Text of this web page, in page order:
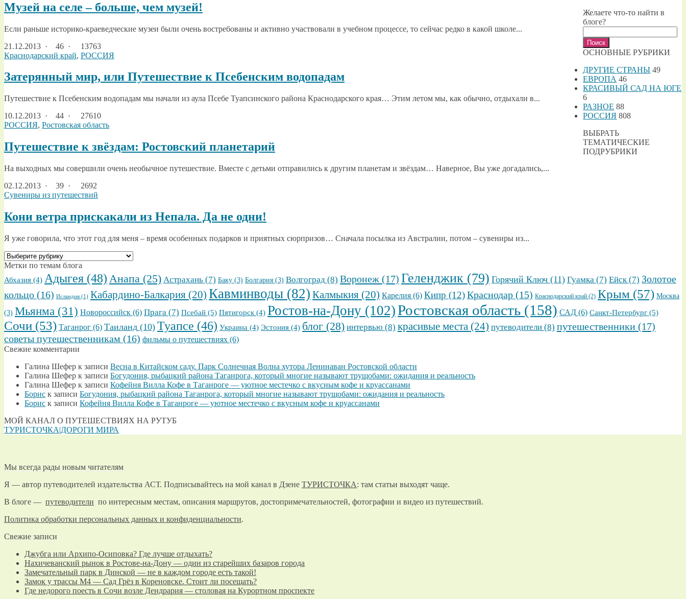
Музей на селе – больше, чем музей!
Если раньше историко-краеведческие музеи были очень востребованы и активно участвовали в учебном процессе, то сейчас редко в какой школе...
21.12.2013 · 46 ·
13763
Краснодарский край, РОССИЯ
Затерянный мир, или Путешествие к Псебенским водопадам
Путешествие к Псебенским водопадам мы начали из аула Псебе Туапсинского района Краснодарского края… Этим летом мы, как обычно, отдыхали в...
10.12.2013 · 44 ·
27610
РОССИЯ, Ростовская область
Путешествие к звёздам: Ростовский планетарий
На выходных мы совершили очень необычное путешествие. Вместе с детьми отправились к другим планетам и звёздам… Наверное, Вы уже догадались,...
02.12.2013 · 39 ·
2692
Сувениры из путешествий
Кони ветра прискакали из Непала. Да не одни!
Я уже говорила, что этот год для меня – время особенных подарков и приятных сюрпризов… Сначала посылка из Австралии, потом – сувениры из...
Желаете что-то найти в
блоге?
ОСНОВНЫЕ РУБРИКИ
ДРУГИЕ СТРАНЫ 49
ЕВРОПА 46
КРАСИВЫЙ САД НА ЮГЕ
6
РАЗНОЕ 88
РОССИЯ 808
ВЫБРАТЬ
ТЕМАТИЧЕСКИЕ
ПОДРУБРИКИ
ВЫБРАТЬ
ТЕМАТИЧЕСКИЕ
ПОДРУБРИКИ
Метки по темам блога
Абхазия (4) Адыгея (48) Анапа (25) Астрахань (7) Баку (3) Болгария (3) Волгоград (8) Воронеж (17) Геленджик (79) Горячий Ключ (11) Гуамка (7) Ейск(7) Золотое
кольцо (16) Исландия (1) Кабардино-Балкария (20) Кавминводы (82) Калмыкия (20) Карелия (6) Кипр (12)Краснодар (15) Краснодарский край (2) Крым (57) Москва
(3) Мьянма (31) Новороссийск (6) Прага (7) Псебай (5) Пятигорск (4) Ростов-на-Дону (102)Ростовская область (158) САД (6) Санкт-Петербург (5)
Сочи (53) Таганрог (6) Таиланд (10) Туапсе (46) Украина (4) Эстония (4) блог (28) интервью (8) красивые места (24) путеводители (8) путешественники (17)
советы путешественникам (16) фильмы о путешествиях (6)
Свежие комментарии
Галина Шефер к записи Весна в Китайском саду. Парк Солнечная Волна хутора Ленинаван Ростовской области
Галина Шефер к записи Богудония, рыбацкий района Таганрога, который многие называют трущобами: ожидания и реальность
Галина Шефер к записи Кофейня Вилла Кофе в Таганроге — уютное местечко с вкусным кофе и круассанами
Борис к записи Богудония, рыбацкий района Таганрога, который многие называют трущобами: ожидания и реальность
Борис к записи Кофейня Вилла Кофе в Таганроге — уютное местечко с вкусным кофе и круассанами
МОЙ КАНАЛ О ПУТЕШЕСТВИЯХ НА РУТУБ
ТУРИСТОЧКА|ДОРОГИ МИРА
Мы всегда рады новым читателям
Я — автор путеводителей издательства АСТ. Подписывайтесь на мой канал в Дзене ТУРИСТОЧКА: там статьи выходят чаще.
В блоге — путеводители по интересным местам, описания маршрутов, достопримечательностей, фотографии и видео из путешествий.
Политика обработки персональных данных и конфиденциальности.
Свежие записи
Джубга или Архипо-Осиповка? Где лучше отдыхать?
Нахичеванский рынок в Ростове-на-Дону — один из старейших базаров города
Замечательный парк в Динской — не в каждом городе есть такой!
Замок у трассы М4 — Сад Грёз в Кореновске. Стоит ли посещать?
Где недорого поесть в Сочи возле Дендрария — столовая на Курортном проспекте